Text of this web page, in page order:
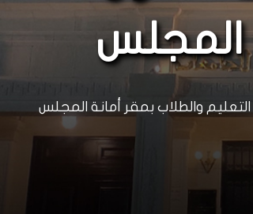
المجلس
والطلاب بمقر أمانة المجلس